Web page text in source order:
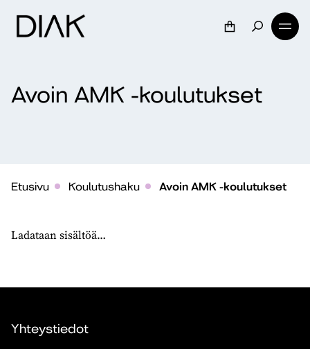
Avoin AMK -koulutukset
Etusivu Koulutushaku Avoin AMK -koulutukset
Tämä osio sisältää suodatettavaa sisältöä.
Ladataan sisältöä…
Yhteystiedot